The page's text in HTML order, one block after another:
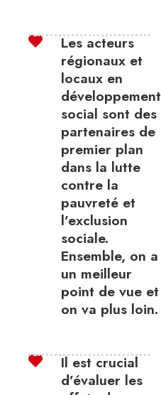
Les acteurs
régionaux et
locaux en
développement
social sont des
partenaires de
premier plan
dans la lutte
contre la
pauvreté et
l’exclusion
sociale.
Ensemble, on a
un meilleur
point de vue et
on va plus loin.
Il est crucial
d’évaluer les